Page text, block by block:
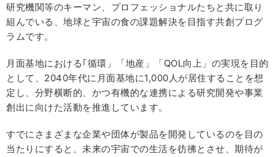
研究機関等のキーマン、プロフェッショナルたちと共に取り
組んでいる、地球と宇宙の食の課題解決を目指す共創プログ
ラムです。
月面基地における｢循環」「地産」「QOL向上」の実現を目的
として、2040年代に月面基地に1,000人が居住することを想
定し、分野横断的、かつ有機的な連携による研究開発や事業
創出に向けた活動を推進しています。
すでにさまざまな企業や団体が製品を開発しているのを目の
当たりにすると、未来の宇宙での生活を彷彿とさせ、期待が